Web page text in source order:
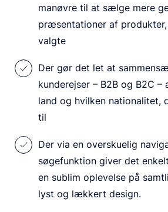
manøvre til at sælge mere
præsentationer af
valgte
Der gør det let at
kunderejser – B2B og B2C
land og hvilken nationalitet,
til
Der via en overskuelig
søgefunktion giver det
en sublim oplevelse på
lyst og lækkert design.